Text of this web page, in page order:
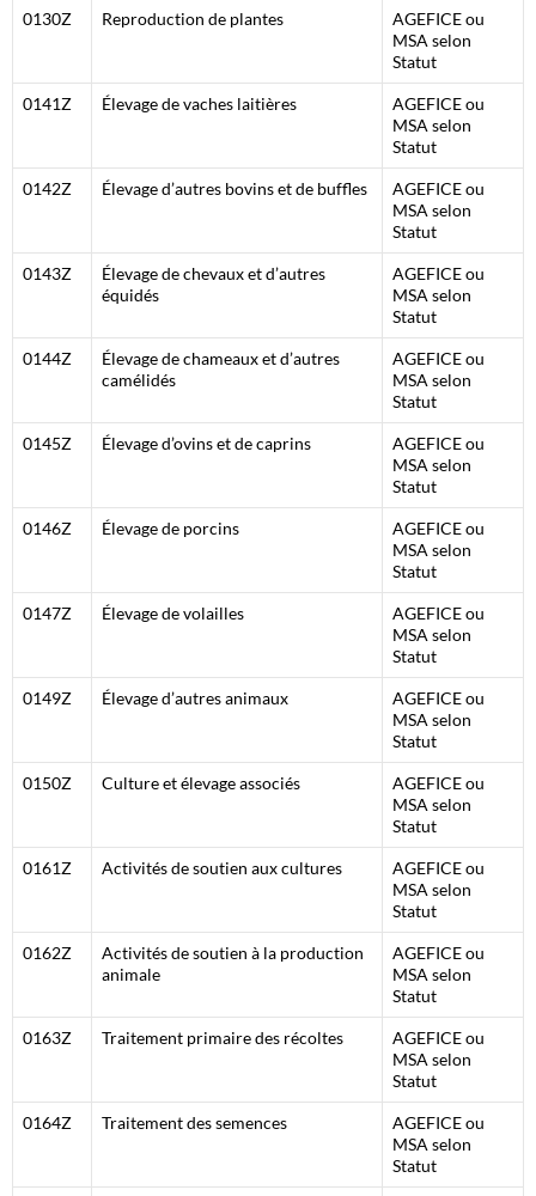
0130Z Reproduction de plantes
AGEFICE ou
MSA selon
Statut
0141Z Élevage de vaches laitières
AGEFICE ou
MSA selon
Statut
0142Z Élevage d’autres bovins et de buffles
AGEFICE ou
MSA selon
Statut
0143Z
Élevage de chevaux et d’autres
équidés
AGEFICE ou
MSA selon
Statut
0144Z
Élevage de chameaux et d’autres
camélidés
AGEFICE ou
MSA selon
Statut
0145Z Élevage d’ovins et de caprins
AGEFICE ou
MSA selon
Statut
0146Z Élevage de porcins
AGEFICE ou
MSA selon
Statut
0147Z Élevage de volailles
AGEFICE ou
MSA selon
Statut
0149Z Élevage d’autres animaux
AGEFICE ou
MSA selon
Statut
0150Z Culture et élevage associés
AGEFICE ou
MSA selon
Statut
0161Z Activités de soutien aux cultures
AGEFICE ou
MSA selon
Statut
0162Z
Activités de soutien à la production
animale
AGEFICE ou
MSA selon
Statut
0163Z Traitement primaire des récoltes
AGEFICE ou
MSA selon
Statut
0164Z Traitement des semences
AGEFICE ou
MSA selon
Statut